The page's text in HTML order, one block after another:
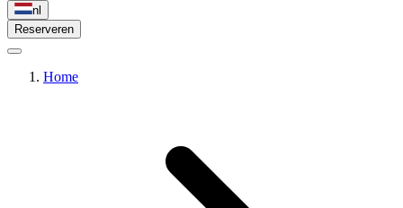
nl
Reserveren
Home